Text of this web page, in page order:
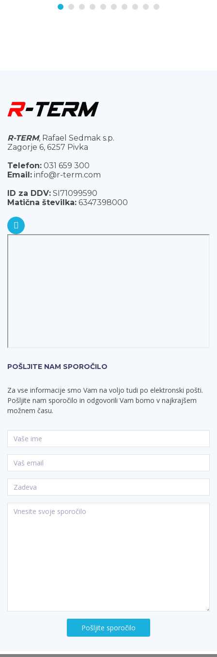
R-TERM, Rafael Sedmak s.p.
Zagorje 6, 6257 Pivka
Telefon: 031 659 300
Email: info@r-term.com
ID za DDV: SI71099590
Matična številka: 6347398000
POŠLJITE NAM SPOROČILO
Za vse informacije smo Vam na voljo tudi po elektronski pošti.
Pošljite nam sporočilo in odgovorili Vam bomo v najkrajšem
možnem času.
Pošljite sporočilo